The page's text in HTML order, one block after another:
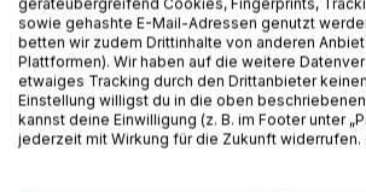
talasima, hipnozi i stanju transa, ova
funkcionira ljudski um i na koji nacin se
programirati za uspeh.
Objasnjava principe NLPa, energetski
uverenja, vrednosti, ciljeve, vremensku
programe i modelovanje od najboljih,
sowie gehashte E-Mail-Adressen genutzt
betten wir zudem Drittinhalte von anderen
Plattformen). Wir haben auf die weitere
etwaiges Tracking durch den Drittanbieter
Einstellung willigst du in die oben
kannst deine Einwilligung (z. B. im Footer unter
jederzeit mit Wirkung für die Zukunft widerrufen.